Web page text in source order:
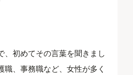
、初めてその言葉を聞きまし
職、事務職など、女性が多く